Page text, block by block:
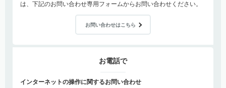
は、下記のお問い合わせ専用フォームからお問い合わせください。
お問い合わせはこちら
お電話で
インターネットの操作に関するお問い合わせ